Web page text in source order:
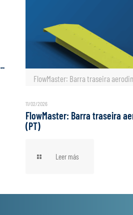
FlowMaster: Barra traseira
11/02/2026
FlowMaster: Barra traseira
(PT)
Leer más